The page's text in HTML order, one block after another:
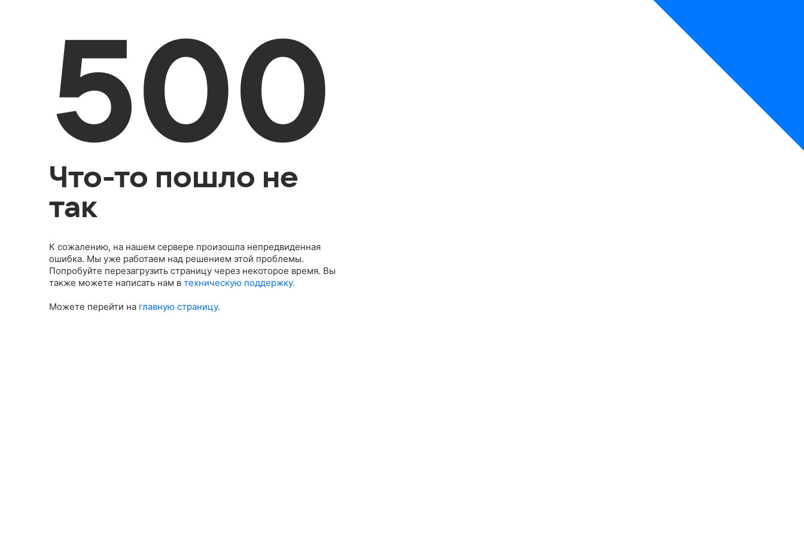
500
Что-то пошло не
так
К сожалению, на нашем сервере произошла непредвиденная
ошибка. Мы уже работаем над решением этой проблемы.
Попробуйте перезагрузить страницу через некоторое время. Вы
также можете написать нам в техническую поддержку.
Можете перейти на главную страницу.